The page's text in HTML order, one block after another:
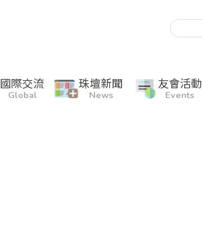
國際交流
Global
珠壇新聞
News
友會活動
Events